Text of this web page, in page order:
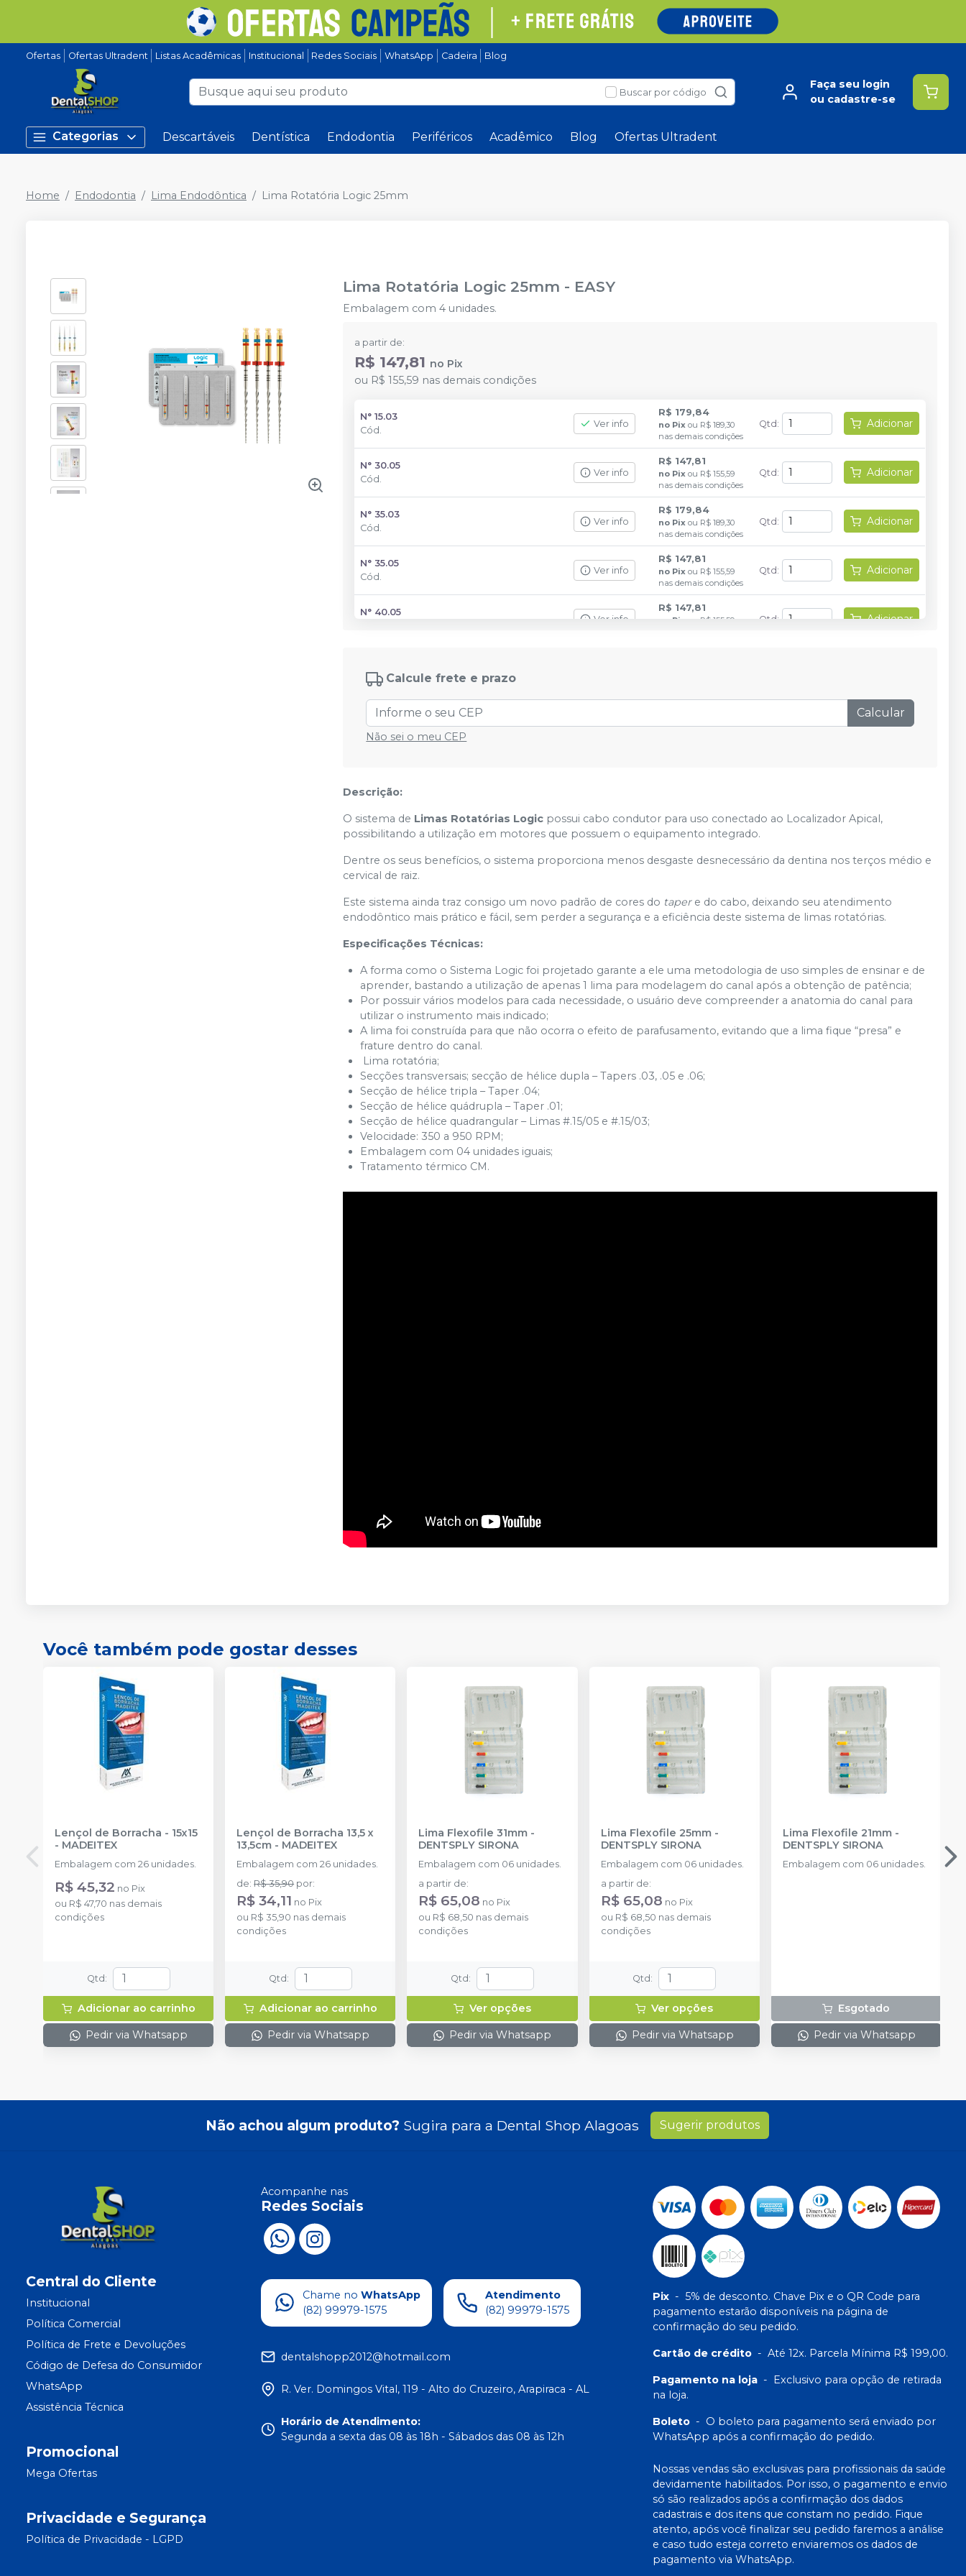
Ofertas Ofertas Ultradent Listas Acadêmicas Institucional Redes Sociais WhatsApp Cadeira Blog
Buscar por código
Faça seu login
ou cadastre-se
Categorias Descartáveis Dentística Endodontia Periféricos Acadêmico Blog Ofertas Ultradent
Home Endodontia Lima Endodôntica Lima Rotatória Logic 25mm
Lima Rotatória Logic 25mm - EASY
Embalagem com 4 unidades.
a partir de:
R$ 147,81 no Pix
ou R$ 155,59 nas demais condições
N° 15.03
Cód.
Ver info
R$ 179,84
no Pix ou R$ 189,30
nas demais condições
Qtd : Adicionar
N° 30.05
Cód.
Ver info
R$ 147,81
no Pix ou R$ 155,59
nas demais condições
Qtd : Adicionar
N° 35.03
Cód.
Ver info
R$ 179,84
no Pix ou R$ 189,30
nas demais condições
Qtd : Adicionar
N° 35.05
Cód.
Ver info
R$ 147,81
no Pix ou R$ 155,59
nas demais condições
Qtd : Adicionar
N° 40.05
Ver info
R$ 147,81
Pix
R$ 155,59
Qtd: Adicionar
Calcule frete e prazo
Calcular
Não sei o meu CEP
Descrição:
O sistema de Limas Rotatórias Logic possui cabo condutor para uso conectado ao Localizador Apical,
possibilitando a utilização em motores que possuem o equipamento integrado.
Dentre os seus benefícios, o sistema proporciona menos desgaste desnecessário da dentina nos terços médio e
cervical de raiz.
Este sistema ainda traz consigo um novo padrão de cores do tapere do cabo, deixando seu atendimento
endodôntico mais prático e fácil, sem perder a segurança e a eficiência deste sistema de limas rotatórias.
Especificações Técnicas:
A forma como o Sistema Logic foi projetado garante a ele uma metodologia de uso simples de ensinar e de
aprender, bastando a utilização de apenas 1 lima para modelagem do canal após a obtenção de patência;
Por possuir vários modelos para cada necessidade, o usuário deve compreender a anatomia do canal para
utilizar o instrumento mais indicado;
A lima foi construída para que não ocorra o efeito de parafusamento, evitando que a lima fique “presa” e
frature dentro do canal.
Lima rotatória;
Secções transversais; secção de hélice dupla – Tapers .03, .05 e .06;
Secção de hélice tripla – Taper .04;
Secção de hélice quádrupla – Taper .01;
Secção de hélice quadrangular – Limas #.15/05 e #.15/03;
Velocidade: 350 a 950 RPM;
Embalagem com 04 unidades iguais;
Tratamento térmico CM.
Você também pode gostar desses
Lençol de Borracha - 15x15
- MADEITEX
Embalagem com 26 unidades.
R$ 45,32 no Pix
ou R$ 47,70 nas demais
condições
Qtd :
Adicionar ao carrinho
Pedir via Whatsapp
Lençol de Borracha 13,5 x
13,5cm - MADEITEX
Embalagem com 26 unidades.
de:R$ 35,90 por:
R$ 34,11 no Pix
ou R$ 35,90 nas demais
condições
Qtd :
Adicionar ao carrinho
Pedir via Whatsapp
Lima Flexofile 31mm -
DENTSPLY SIRONA
Embalagem com 06 unidades.
a partir de:
R$ 65,08 no Pix
ou R$ 68,50 nas demais
condições
Qtd :
Ver opções
Pedir via Whatsapp
Lima Flexofile 25mm-
DENTSPLY SIRONA
Embalagem com 06 unidades.
a partir de:
R$ 65,08 no Pix
ou R$ 68,50 nas demais
condições
Qtd :
Ver opções
Pedir via Whatsapp
Lima Flexofile 21mm-
DENTSPLY SIRONA
Embalagem com 06 unidades.
Esgotado
Pedir via Whatsapp
Não achou algum produto? Sugira para a Dental Shop Alagoas Sugerir produtos
Central do Cliente
Institucional
Política Comercial
Política de Frete e Devoluções
Código de Defesa do Consumidor
WhatsApp
Assistência Técnica
Promocional
Mega Ofertas
Privacidade e Segurança
Política de Privacidade - LGPD
Acompanhe nas
Redes Sociais
Chame no WhatsApp
(82) 99979-1575
Atendimento
(82) 99979-1575
dentalshopp2012@hotmail.com
R. Ver. Domingos Vital, 119 - Alto do Cruzeiro, Arapiraca - AL
Horário de Atendimento:
Segunda a sexta das 08 às 18h - Sábados das 08 às 12h
Pix - 5% de desconto. Chave Pix e o QR Code para
pagamento estarão disponíveis na página de
confirmação do seu pedido.
Cartão de crédito - Até 12x. Parcela Mínima R$ 199,00.
Pagamento na loja - Exclusivo para opção de retirada
na loja.
Boleto - O boleto para pagamento será enviado por
WhatsApp após a confirmação do pedido.
Nossas vendas são exclusivas para profissionais da saúde
devidamente habilitados. Por isso, o pagamento e envio
só são realizados após a confirmação dos dados
cadastrais e dos itens que constam no pedido. Fique
atento, após você finalizar seu pedido faremos a análise
e caso tudo esteja correto enviaremos os dados de
pagamento via WhatsApp.